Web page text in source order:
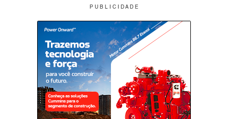
P U B L I C I D A D E